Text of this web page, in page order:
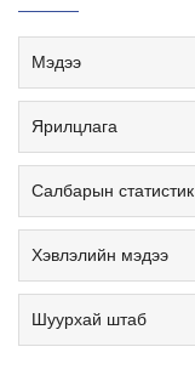
Мэдээ
Ярилцлага
Салбарын статистик
Хэвлэлийн мэдээ
Шуурхай штаб